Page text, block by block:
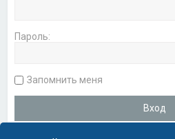
Пароль:
Запомнить меня